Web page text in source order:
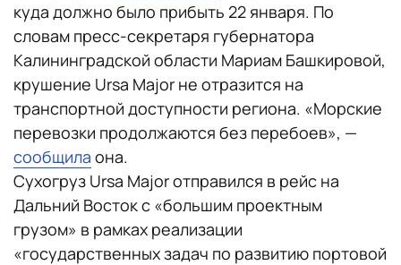
куда должно было прибыть 22 января. По
словам пресс-секретаря губернатора
Калининградской области Мариам Башкировой,
крушение Ursa Major не отразится на
транспортной доступности региона. «Морские
перевозки продолжаются без перебоев», —
сообщила она.
Сухогруз Ursa Major отправился в рейс на
Дальний Восток с «большим проектным
грузом» в рамках реализации
«государственных задач по развитию портовой